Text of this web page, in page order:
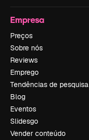
Empresa
Preços
Sobre nós
Reviews
Emprego
Tendências de pesquisa
Blog
Eventos
Slidesgo
Vender conteúdo